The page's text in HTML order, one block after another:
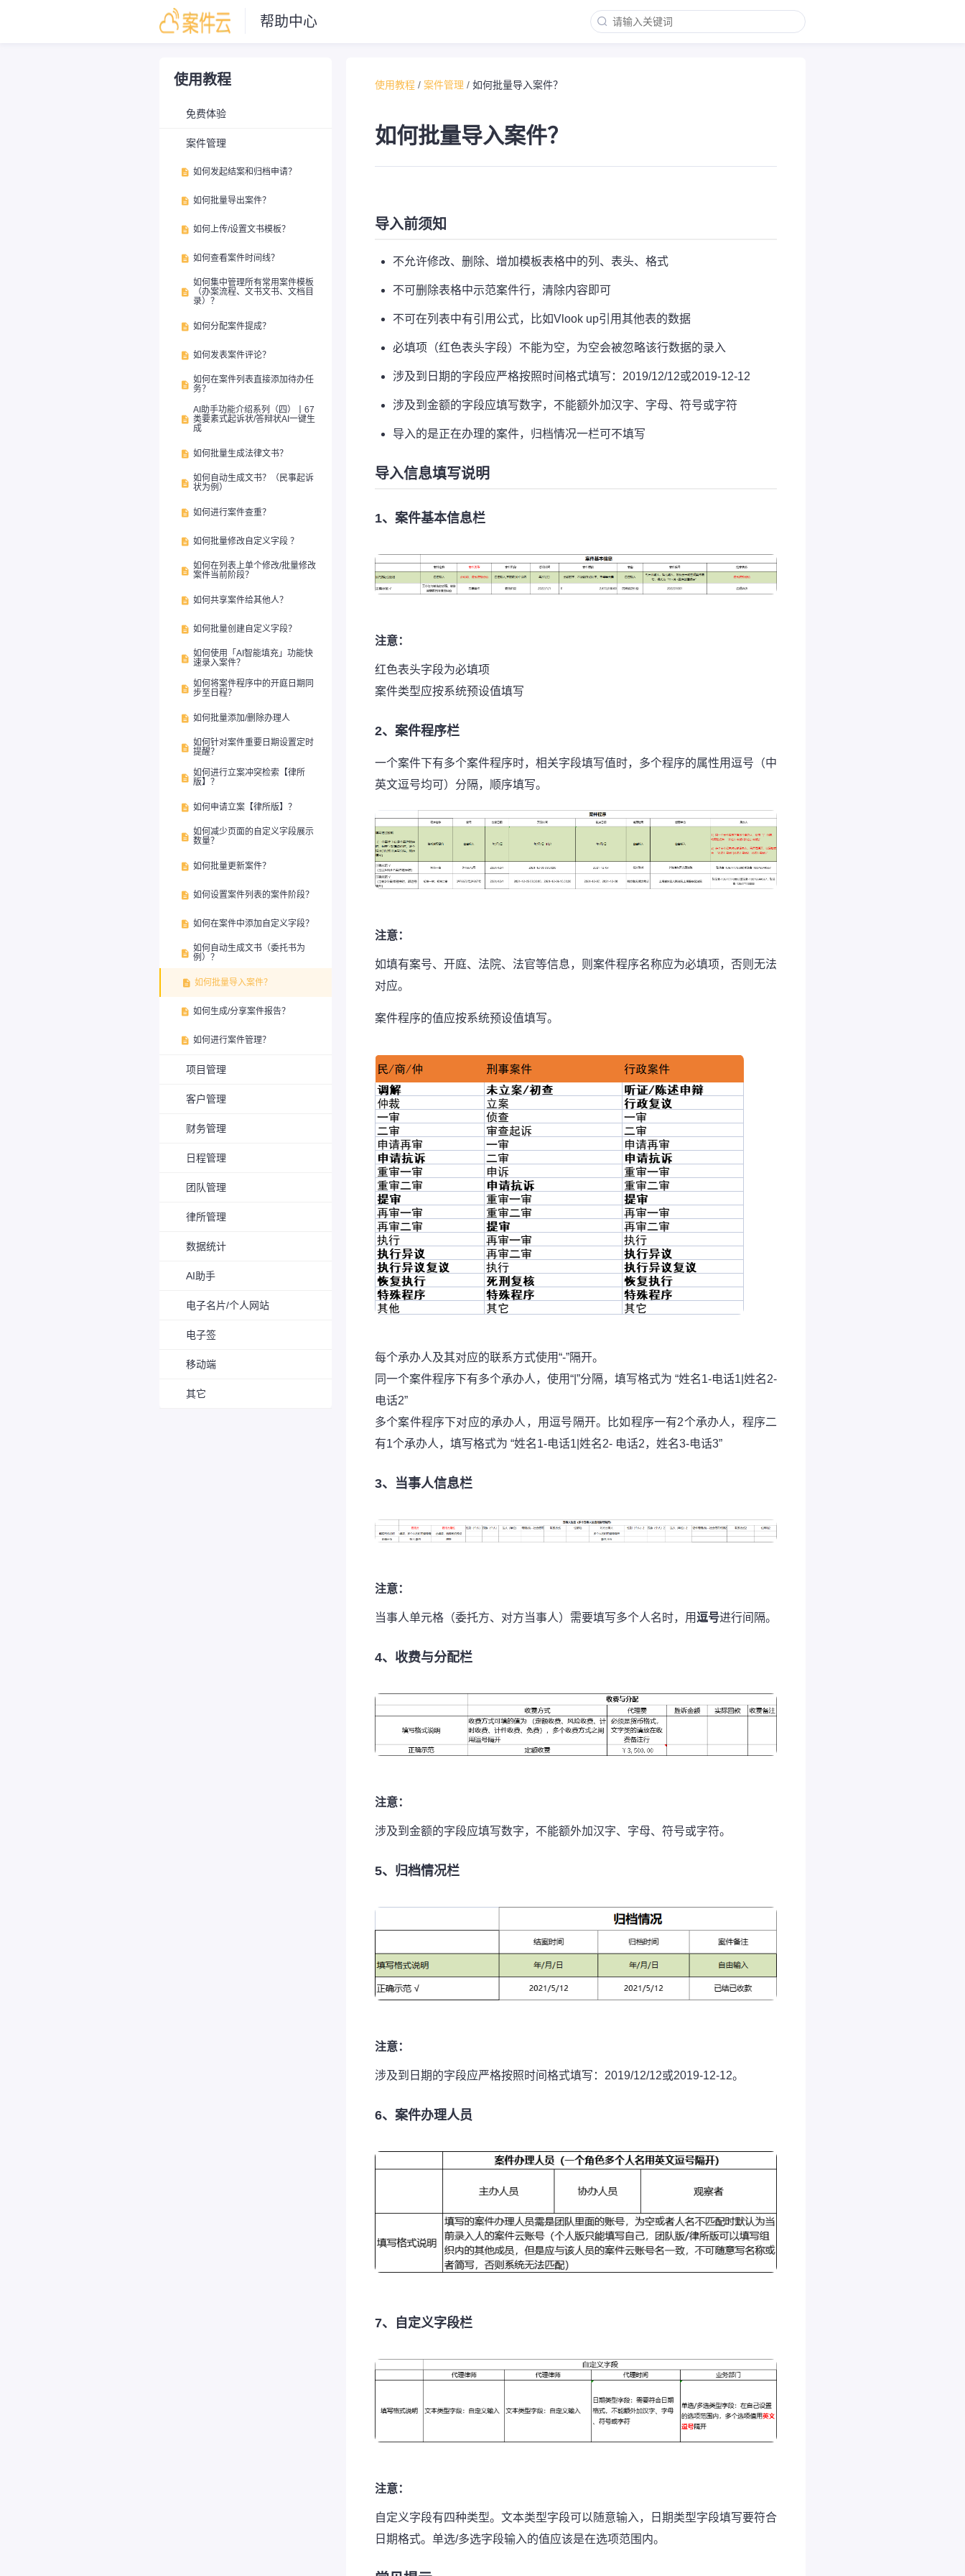
帮助中心
使用教程
免费体验
案件管理
 如何发起结案和归档申请？
 如何批量导出案件？
 如何上传/设置文书模板？
 如何查看案件时间线？

如何集中管理所有常用案件模板
（办案流程、文书文书、文档目
录）？
 如何分配案件提成？
 如何发表案件评论？
 如何在案件列表直接添加待办任
务？

AI助手功能介绍系列（四）丨67
类要素式起诉状/答辩状AI一键生
成
 如何批量生成法律文书？
 如何自动生成文书？（民事起诉
状为例）
 如何进行案件查重？
 如何批量修改自定义字段 ？
 如何在列表上单个修改/批量修改
案件当前阶段？
 如何共享案件给其他人？
 如何批量创建自定义字段？
 如何使用「AI智能填充」功能快
速录入案件？
 如何将案件程序中的开庭日期同
步至日程？
 如何批量添加/删除办理人
 如何针对案件重要日期设置定时
提醒？
 如何进行立案冲突检索【律所
版】？
 如何申请立案【律所版】？
 如何减少页面的自定义字段展示
数量？
 如何批量更新案件？
 如何设置案件列表的案件阶段？
 如何在案件中添加自定义字段？
 如何自动生成文书（委托书为
例）？
 如何批量导入案件？
 如何生成/分享案件报告？
 如何进行案件管理？
项目管理
客户管理
财务管理
日程管理
团队管理
律所管理
数据统计
AI助手
电子名片/个人网站
电子签
移动端
其它
使用教程 / 案件管理 / 如何批量导入案件？
如何批量导入案件？
导入前须知
不允许修改、删除、增加模板表格中的列、表头、格式
不可删除表格中示范案件行，清除内容即可
不可在列表中有引用公式，比如Vlook up引用其他表的数据
必填项（红色表头字段）不能为空，为空会被忽略该行数据的录入
涉及到日期的字段应严格按照时间格式填写：2019/12/12或2019-12-12
涉及到金额的字段应填写数字，不能额外加汉字、字母、符号或字符
导入的是正在办理的案件，归档情况一栏可不填写
导入信息填写说明
1、案件基本信息栏
注意：
红色表头字段为必填项
案件类型应按系统预设值填写
2、案件程序栏
一个案件下有多个案件程序时，相关字段填写值时，多个程序的属性用逗号（中
英文逗号均可）分隔，顺序填写。
注意：
如填有案号、开庭、法院、法官等信息，则案件程序名称应为必填项，否则无法
对应。
案件程序的值应按系统预设值填写。
每个承办人及其对应的联系方式使用“-”隔开。
同一个案件程序下有多个承办人，使用“|”分隔，填写格式为 “姓名1-电话1|姓名2-
电话2”
多个案件程序下对应的承办人，用逗号隔开。比如程序一有2个承办人，程序二
有1个承办人，填写格式为 “姓名1-电话1|姓名2- 电话2，姓名3-电话3”
3、当事人信息栏
注意：
当事人单元格（委托方、对方当事人）需要填写多个人名时，用 逗号进行间隔。
4、收费与分配栏
注意：
涉及到金额的字段应填写数字，不能额外加汉字、字母、符号或字符。
5、归档情况栏
注意：
涉及到日期的字段应严格按照时间格式填写：2019/12/12或2019-12-12。
6、案件办理人员
7、自定义字段栏
注意：
自定义字段有四种类型。文本类型字段可以随意输入，日期类型字段填写要符合
日期格式。单选/多选字段输入的值应该是在选项范围内。